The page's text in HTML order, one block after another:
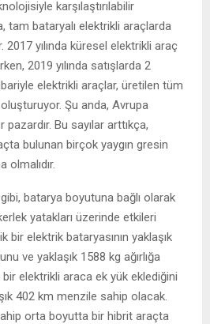
karşılaştırılabilir
tam bataryalı elektrikli araçlarda
2017 yılında küresel elektrikli araç
2019 yılında satışlarda 2
elektrikli araçlar, üretilen tüm
Şu anda, Avrupa
Bu sayılar arttıkça,
bulunan birçok yaygın gresin
olmalıdır.
batarya boyutuna bağlı olarak
yatakları üzerinde etkileri
bir elektrik bataryasının yaklaşık
ve yaklaşık 1588 kg ağırlığa
elektrikli araca ek yük eklediğini
402 km menzile sahip olacak.
orta boyutta bir hibrit araçta